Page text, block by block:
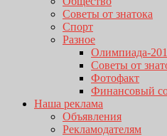
Советы от знатока
Спорт
Разное
Олимпиада-
Советы от
Фотофакт
Финансовый
Наша реклама
Объявления
Рекламодателям